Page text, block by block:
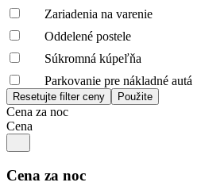
Zariadenia na varenie
Oddelené postele
Súkromná kúpeľňa
Parkovanie pre nákladné autá
Cena za noc
Cena
Cena za noc